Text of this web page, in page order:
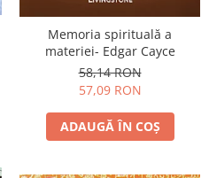
Memoria spirituală a
materiei- Edgar Cayce
58,14 RON
57,09 RON
ADAUGĂ ÎN COȘ